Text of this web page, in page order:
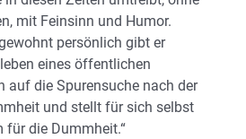
mit Feinsinn und Humor.
persönlich gibt er
eines öffentlichen
auf die Spurensuche nach der
und stellt für sich selbst
für die Dummheit.“